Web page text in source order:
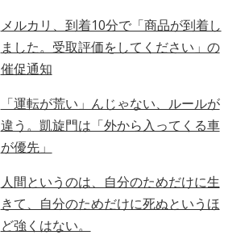
メルカリ、到着10分で「商品が到着し
ました。受取評価をしてください」の
催促通知
「運転が荒い」んじゃない、ルールが
違う。凱旋門は「外から入ってくる車
が優先」
人間というのは、自分のためだけに生
きて、自分のためだけに死ぬというほ
ど強くはない。